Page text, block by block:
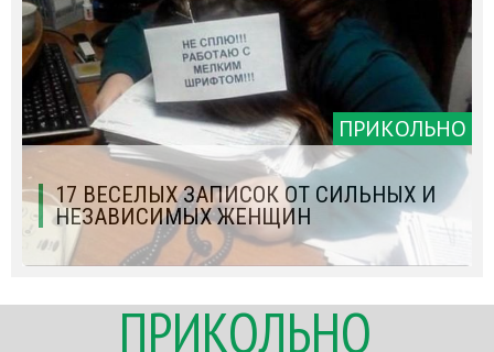
ПРИКОЛЬНО
17 ВЕСЕЛЫХ ЗАПИСОК ОТ СИЛЬНЫХ И
НЕЗАВИСИМЫХ ЖЕНЩИН
ПРИКОЛЬНО